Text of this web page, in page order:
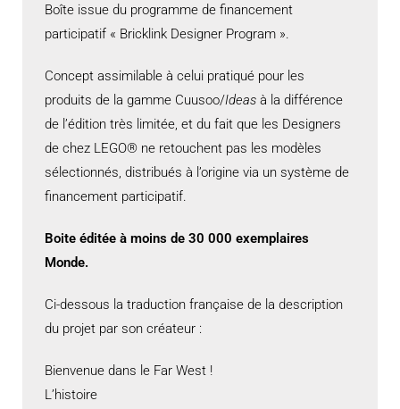
Boîte issue du programme de financement
participatif « Bricklink Designer Program ».
Concept assimilable à celui pratiqué pour les
produits de la gamme Cuusoo/Ideas à la différence
de l’édition très limitée, et du fait que les Designers
de chez LEGO® ne retouchent pas les modèles
sélectionnés, distribués à l’origine via un système de
financement participatif.
Boite éditée à moins de 30 000 exemplaires
Monde.
Ci-dessous la traduction française de la description
du projet par son créateur :
Bienvenue dans le Far West !
L’histoire